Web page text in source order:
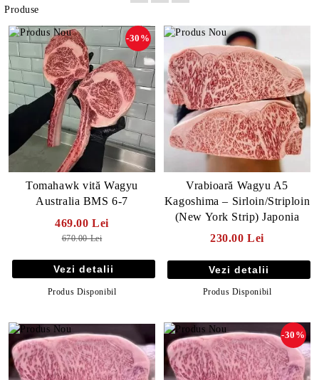
Produse
Tomahawk vită Wagyu
Australia BMS 6-7
-30%
469.00 Lei
670.00 Lei
Vezi detalii
Produs Disponibil
Vrabioară Wagyu A5
Kagoshima – Sirloin/Striploin
(New York Strip) Japonia
230.00 Lei
Vezi detalii
Produs Disponibil
-30%